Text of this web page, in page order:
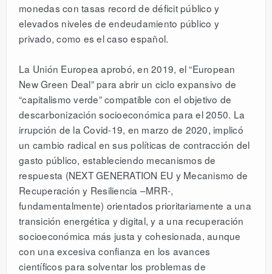
monedas con tasas record de déficit público y
elevados niveles de endeudamiento público y
privado, como es el caso español.
La Unión Europea aprobó, en 2019, el “European
New Green Deal” para abrir un ciclo expansivo de
“capitalismo verde” compatible con el objetivo de
descarbonización socioeconómica para el 2050. La
irrupción de la Covid-19, en marzo de 2020, implicó
un cambio radical en sus políticas de contracción del
gasto público, estableciendo mecanismos de
respuesta (NEXT GENERATION EU y Mecanismo de
Recuperación y Resiliencia –MRR-,
fundamentalmente) orientados prioritariamente a una
transición energética y digital, y a una recuperación
socioeconómica más justa y cohesionada, aunque
con una excesiva confianza en los avances
científicos para solventar los problemas de